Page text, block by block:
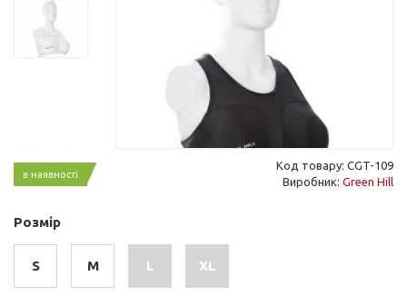
в наявності
Код товару: СGT-109
Виробник: Green Hill
Розмір
S M L XL